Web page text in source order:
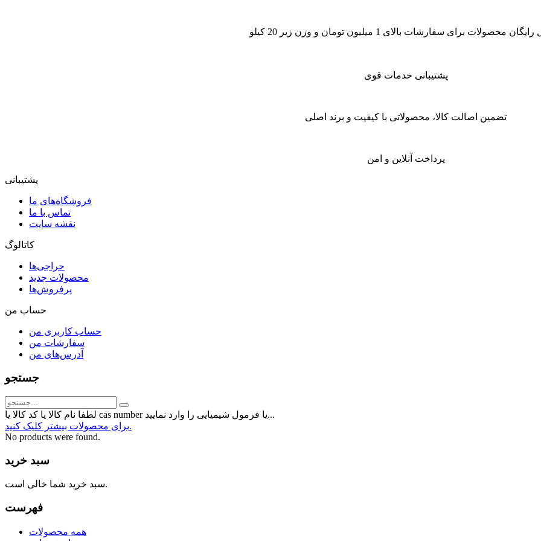
محصولات برای سفارشات بالای 1 میلیون تومان و وزن زیر 20 کیلو
پشتیبانی خدمات قوی
تضمین اصالت کالا، محصولاتی با کیفیت و برند اصلی
پرداخت آنلاین و امن
پشتیبانی
فروشگاه‌های ما
تماس با ما
نقشه سایت
کاتالوگ
حراجی‌ها
محصولات جدید
پرفروش‌ها
حساب من
حساب کاربری من
سفارشات من
آدرس‌های من
جستجو
لطفا نام کالا یا کد کالا یا cas number یا فرمول شیمیایی را وارد نمایید...
برای محصولات بیشتر کلیک کنید.
No products were found.
سبد خرید
سبد خرید شما خالی است.
فهرست
همه محصولات